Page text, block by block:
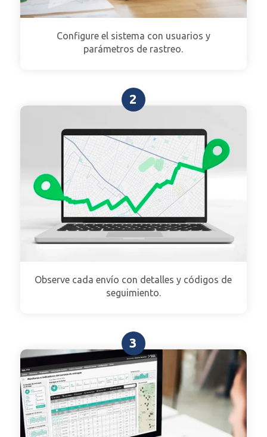
Configure el sistema con usuarios y
parámetros de rastreo.
2
Observe cada envío con detalles y códigos de
seguimiento.
3